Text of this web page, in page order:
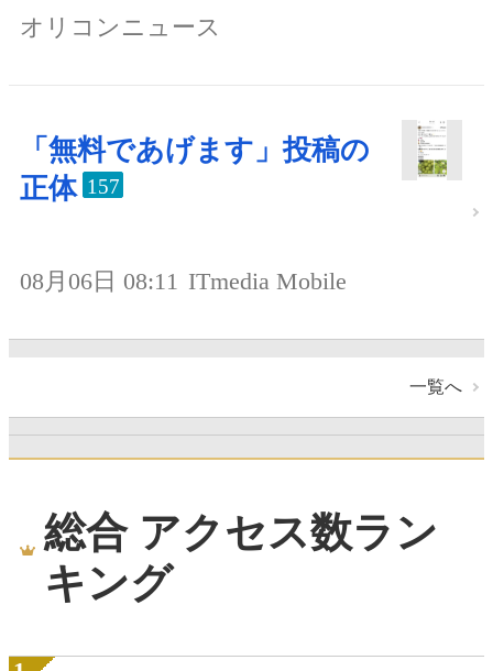
オリコンニュース
「無料であげます」投稿の
正体 157
08月06日 08:11 ITmedia Mobile
一覧へ
総合 アクセス数ラン
キング